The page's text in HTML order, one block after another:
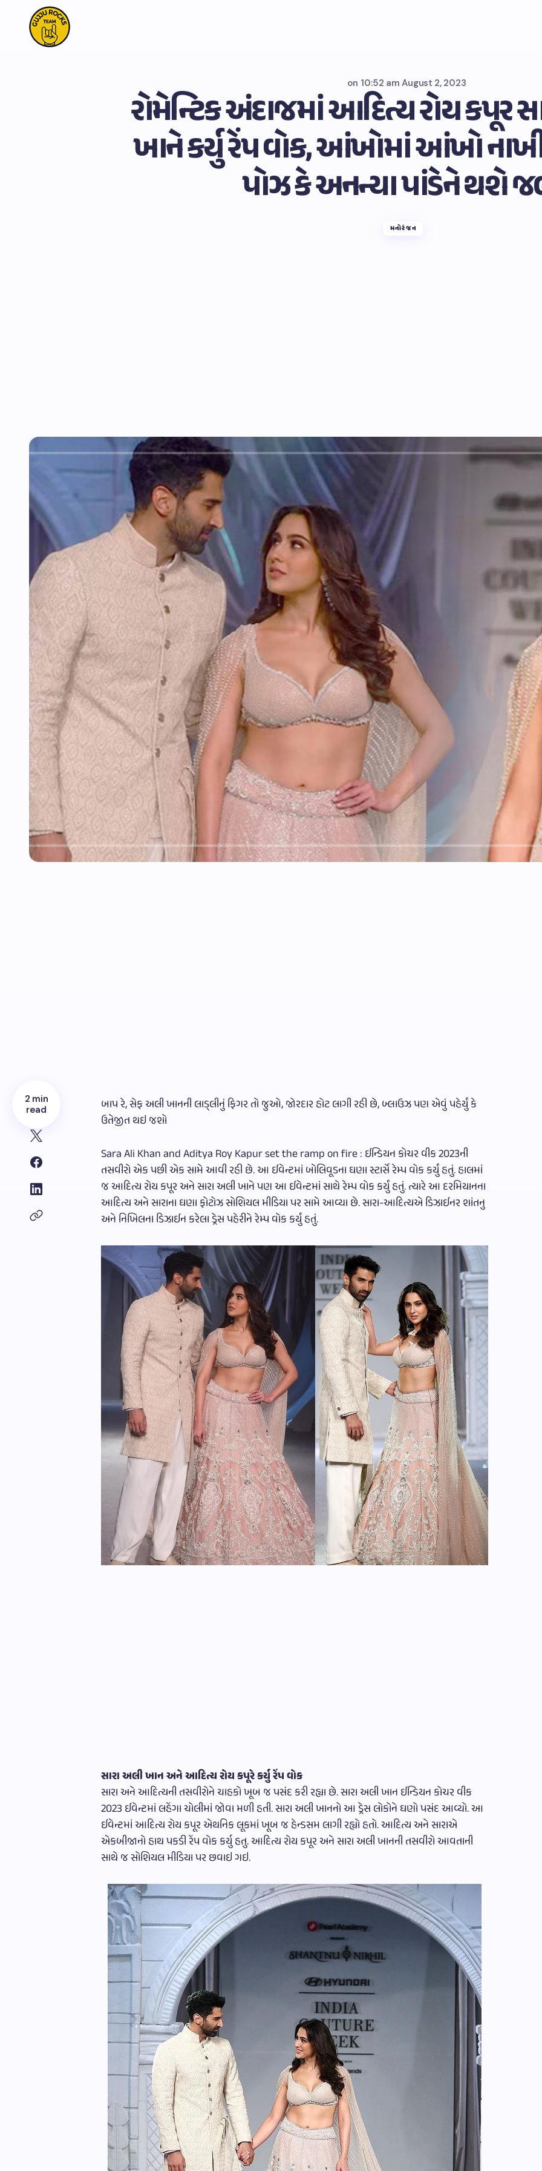
on 10:52 am August 2, 2023
રોમેન્ટિક અંદાજમાં આદિત્ય રોય કપૂર
ખાને કર્યુ રેંપ વોક, આંખોમાં આંખો
પોઝ કે અનન્યા પાંડેને થશે
મનોરંજન
2 min
read
બાપ રે, સેફ અલી ખાનની લાડ્લીનું ફિગર તો જુઓ, જોરદાર હોટ લાગી રહી છે, બ્લાઉઝ પણ એવું પહેર્યું કે
ઉતેજીત થઇ જશો
Sara Ali Khan and Aditya Roy Kapur set the ramp on fire : ઈન્ડિયન કોચર વીક 2023ની
તસવીરો એક પછી એક સામે આવી રહી છે. આ ઈવેન્ટમાં બોલિવૂડના ઘણા સ્ટાર્સે રેમ્પ વોક કર્યું હતું. હાલમાં
જ આદિત્ય રોય કપૂર અને સારા અલી ખાને પણ આ ઈવેન્ટમાં સાથે રેમ્પ વોક કર્યું હતું. ત્યારે આ દરમિયાનના
આદિત્ય અને સારાના ઘણા ફોટોઝ સોશિયલ મીડિયા પર સામે આવ્યા છે. સારા-આદિત્યએ ડિઝાઈનર શાંતનુ
અને નિખિલના ડિઝાઈન કરેલા ડ્રેસ પહેરીને રેમ્પ વોક કર્યું હતું.
સારા અલી ખાન અને આદિત્ય રોય કપૂરે કર્યુ રેંપ વોક
સારા અને આદિત્યની તસવીરોને ચાહકો ખૂબ જ પસંદ કરી રહ્યા છે. સારા અલી ખાન ઈન્ડિયન કોચર વીક
2023 ઈવેન્ટમાં લહેંગા ચોલીમાં જોવા મળી હતી. સારા અલી ખાનનો આ ડ્રેસ લોકોને ઘણો પસંદ આવ્યો. આ
ઈવેન્ટમાં આદિત્ય રોય કપૂર એથનિક લૂકમાં ખૂબ જ હેન્ડસમ લાગી રહ્યો હતો. આદિત્ય અને સારાએ
એકબીજાનો હાથ પકડી રેંપ વોક કર્યુ હતુ. આદિત્ય રોય કપૂર અને સારા અલી ખાનની તસવીરો આવતાની
સાથે જ સોશિયલ મીડિયા પર છવાઇ ગઇ.